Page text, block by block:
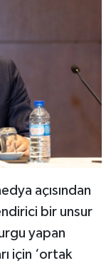
açısından
bir unsur
yapan
için ‘ortak